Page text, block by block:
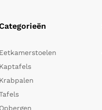
Eetkamerstoelen
Kaptafels
Krabpalen
Opbergen